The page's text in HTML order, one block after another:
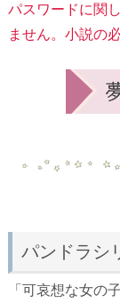
パスワードに関
ません。小説の
パンドラシ
「可哀想な女の